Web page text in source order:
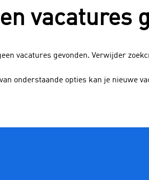
vacatures
vacatures gevonden. Verwijder
onderstaande opties kan je nieuwe